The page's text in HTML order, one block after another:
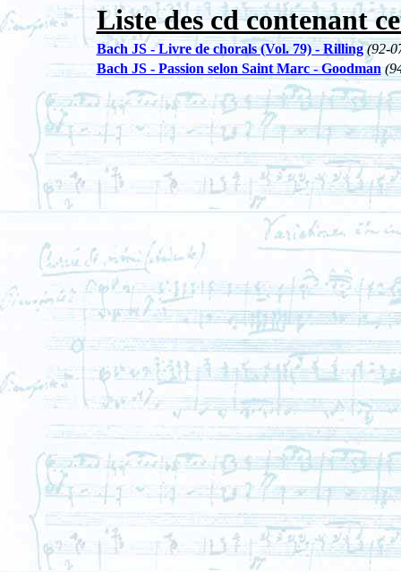
Liste des cd contenant
Bach JS - Livre de chorals (Vol. 79) - Rilling (92-
Bach JS - Passion selon Saint Marc - Goodman